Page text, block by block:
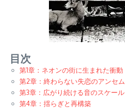
目次
第1章：ネオンの街に生まれた衝動
第2章：終わらない失恋のアンセム
第3章：広がり続ける音のスケール
第4章：揺らぎと再構築